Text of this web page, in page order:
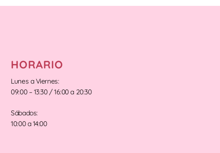
HORARIO
Lunes a Viernes:
09:00 – 13:30 / 16:00 a 20:30
Sábados:
10:00 a 14:00